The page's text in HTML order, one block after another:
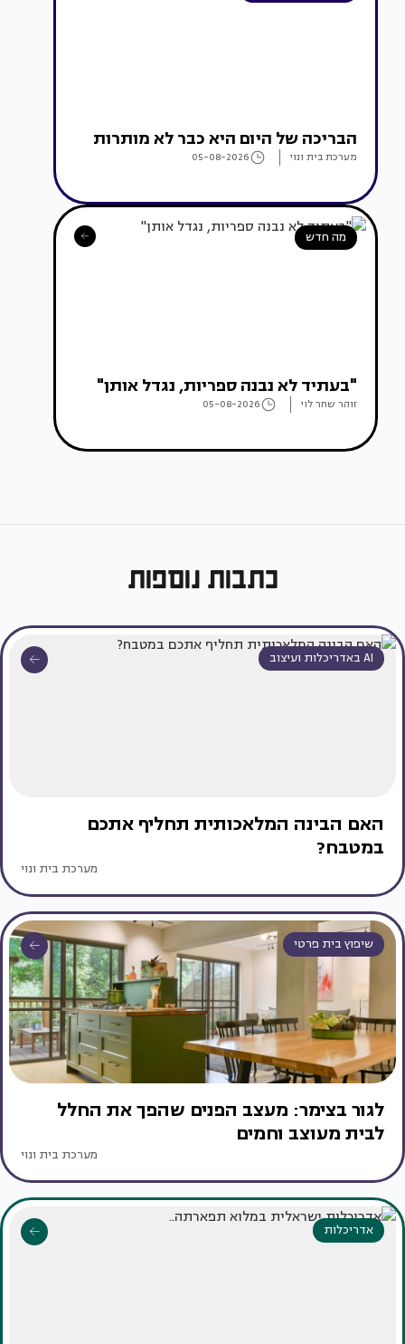
הבריכה של היום היא כבר לא מותרות
מערכת בית ונוי 05-08-2026
מה חדש
"בעתיד לא נבנה ספריות, נגדל אותן"
זוהר שחר לוי 05-08-2026
כתבות נוספות
AI באדריכלות ועיצוב
האם הבינה המלאכותית תחליף אתכם
במטבח?
מערכת בית ונוי
שיפוץ בית פרטי
לגור בצימר: מעצב הפנים שהפך את החלל
לבית מעוצב וחמים
מערכת בית ונוי
אדריכלות